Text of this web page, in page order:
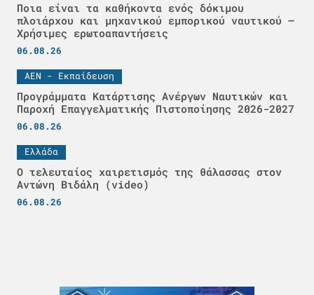
Ποια είναι τα καθήκοντα ενός δόκιμου
πλοιάρχου και μηχανικού εμπορικού ναυτικού –
Χρήσιμες ερωτοαπαντήσεις
06.08.26
ΑΕΝ - Εκπαίδευση
Προγράμματα Κατάρτισης Ανέργων Ναυτικών και
Παροχή Επαγγελματικής Πιστοποίησης 2026-2027
06.08.26
Ελλάδα
Ο τελευταίος χαιρετισμός της θάλασσας στον
Αντώνη Βιδάλη (video)
06.08.26